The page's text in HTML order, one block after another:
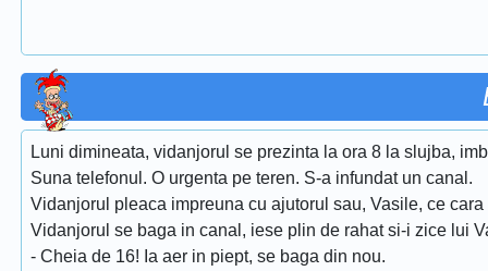
Luni dimineata, vidanjorul se prezinta la ora 8 la slujba,
Suna telefonul. O urgenta pe teren. S-a infundat un canal.
Vidanjorul pleaca impreuna cu ajutorul sau, Vasile, ce
Vidanjorul se baga in canal, iese plin de rahat si-i zice lui
- Cheia de 16! Ia aer in piept, se baga din nou.